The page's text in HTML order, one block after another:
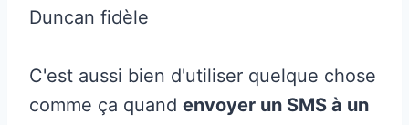
Duncan fidèle
C'est aussi bien d'utiliser quelque chose
comme ça quand envoyer un SMS à un